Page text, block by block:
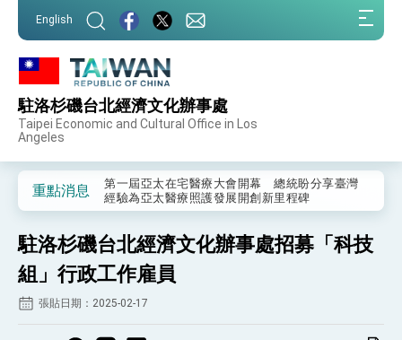
English
駐洛杉磯台北經濟文化辦事處
Taipei Economic and Cultural Office in Los
Angeles
重點消息
外交部重要言論
事處」，進一步深化台美交流合作
第一屆亞太在宅醫療大會開幕 總統盼分享臺灣
經驗為亞太醫療照護發展開創新里程碑
及「台灣智慧醫療與健康產業展」預告短片，向
世界展現台灣守護全球健康的創新能量
總統出訪史瓦帝尼返國談話 強調臺灣人有權利
走向世界 盼與理念相近國家共同維護國際秩序
訪問
總統與五院院長新春茶敘 盼化分歧為團結、為
駐洛杉磯台北經濟文化辦事處招募「科技
組」行政工作雇員
張貼日期：2025-02-17